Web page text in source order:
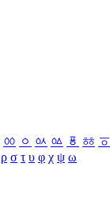
ㆀ ㆁ ㆂ ㆃ ㆄ ㆅ ㆆ
ρ σ τ υ φ χ ψ ω